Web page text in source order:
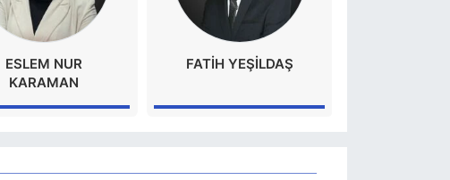
ESLEM NUR
KARAMAN
FATIH YEŞİLDAŞ